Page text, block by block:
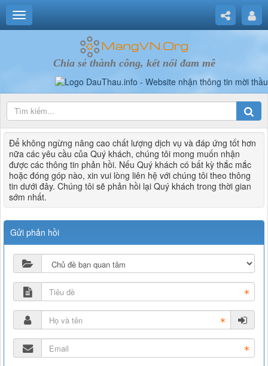
Chia sẻ thành công, kết nối đam mê
Để không ngừng nâng cao chất lượng dịch vụ và đáp ứng tốt hơn
nữa các yêu cầu của Quý khách, chúng tôi mong muốn nhận
được các thông tin phản hồi. Nếu Quý khách có bất kỳ thắc mắc
hoặc đóng góp nào, xin vui lòng liên hệ với chúng tôi theo thông
tin dưới đây. Chúng tôi sẽ phản hồi lại Quý khách trong thời gian
sớm nhất.
Gửi phản hồi